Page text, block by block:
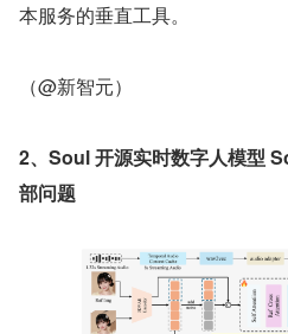
本服务的垂直工具。
（@新智元）
2、Soul 开源实时数字人模型
部问题